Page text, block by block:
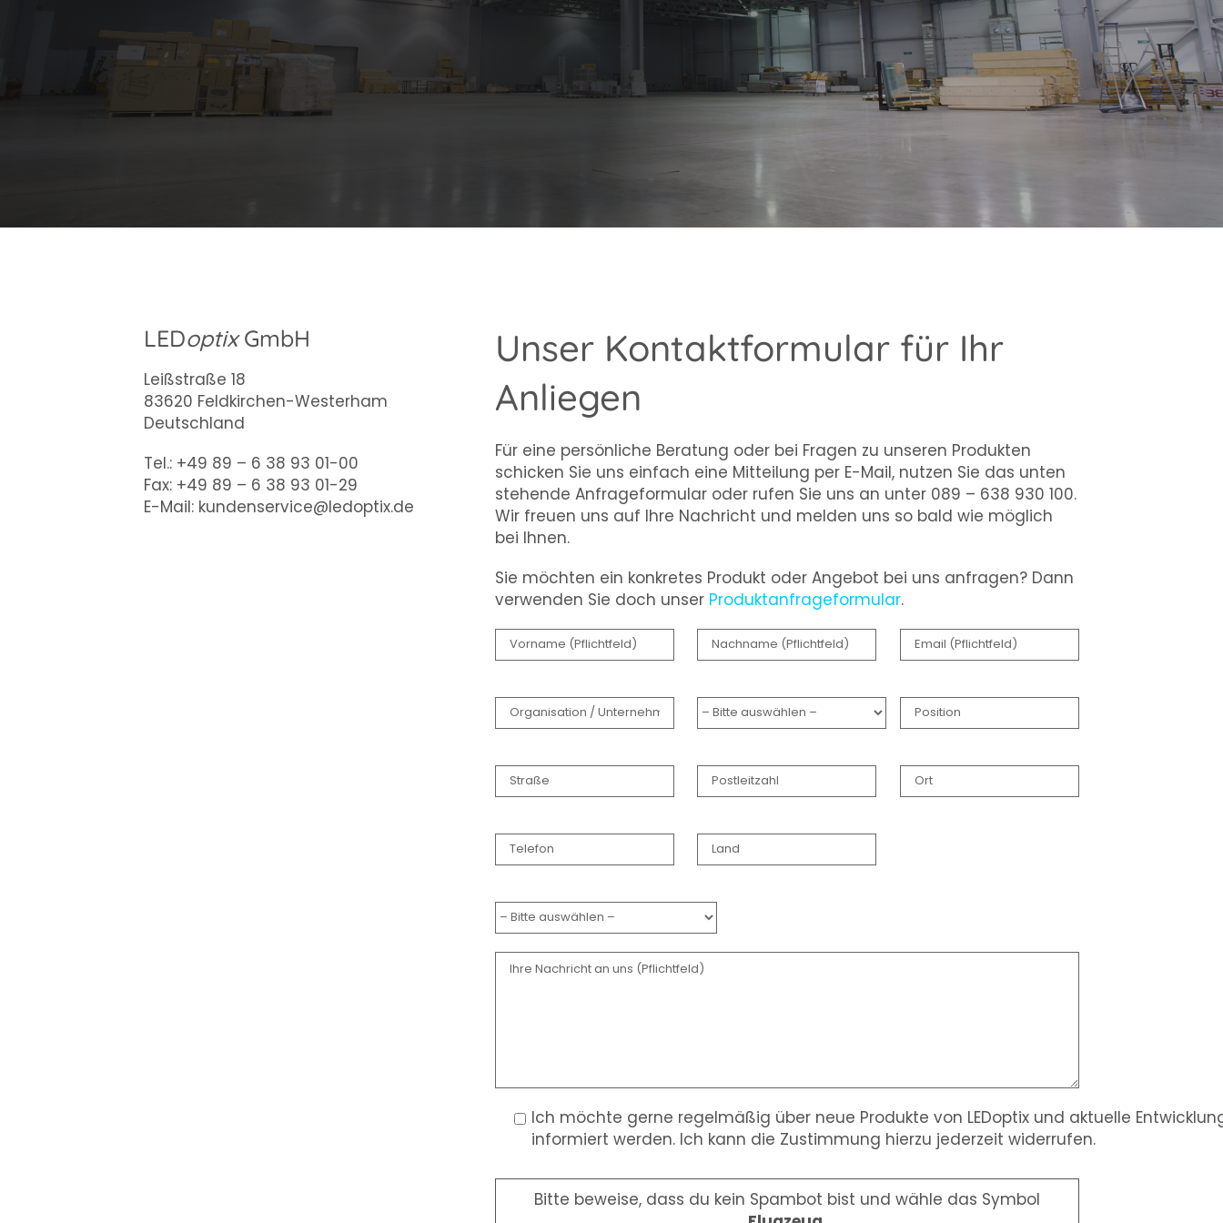
LEDoptixGmbH
Leißstraße 18
83620 Feldkirchen-Westerham
Deutschland
Tel.: +49 89 – 6 38 93 01-00
Fax: +49 89 – 6 38 93 01-29
E-Mail: kundenservice@ledoptix.de
Unser Kontaktformular für Ihr
Anliegen
Für eine persönliche Beratung oder bei Fragen zu unseren Produkten
schicken Sie uns einfach eine Mitteilung per E-Mail, nutzen Sie das unten
stehende Anfrageformular oder rufen Sie uns an unter 089 – 638 930 100.
Wir freuen uns auf Ihre Nachricht und melden uns so bald wie möglich
bei Ihnen.
Sie möchten ein konkretes Produkt oder Angebot bei uns anfragen? Dann
verwenden Sie doch unser Produktanfrageformular.
Ich möchte gerne regelmäßig über neue Produkte von LEDoptix und aktuelle
informiert werden. Ich kann die Zustimmung hierzu jederzeit widerrufen.
Bitte beweise, dass du kein Spambot bist und wähle das Symbol